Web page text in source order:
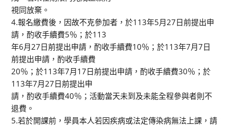
視同放棄。
4.報名繳費後，因故不克參加者，於113年5月27日前提出申
請，酌收手續費5％；於113
年6月27日前提出申請，酌收手續費10％；於113年7月7日
前提出申請，酌收手續費
20％；於113年7月17日前提出申請，酌收手續費30％；於
113年7月27日前提出申
請，酌收手續費40％；活動當天未到及未能全程參與者則不
退費。
5.若於開課前，學員本人若因疾病或法定傳染病無法上課，請